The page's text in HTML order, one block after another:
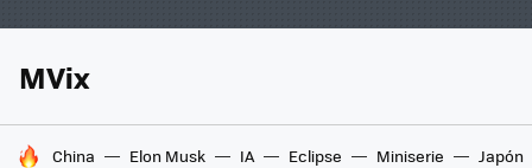
MVix
HOY SE HABLA DE
China Elon Musk IA Eclipse Miniserie Japón